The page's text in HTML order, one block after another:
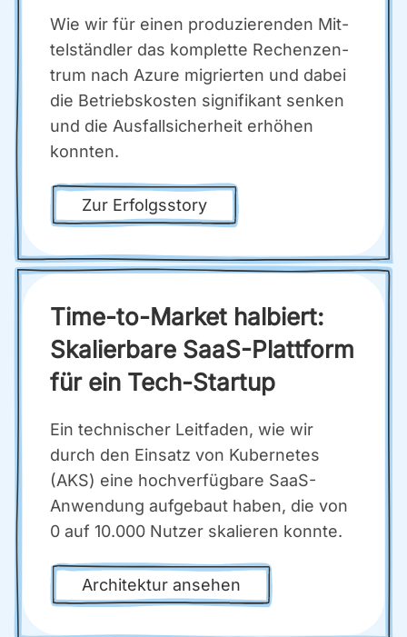
Wie wir für einen pro­du­zie­ren­den Mit­
tel­ständ­ler das kom­plet­te Rechen­zen­
trum nach Azu­re migrier­ten und dabei
die Betriebs­kos­ten signi­fi­kant sen­ken
und die Aus­fall­si­cher­heit erhö­hen
konn­ten.
Zur Erfolgs­sto­ry
Time-to-Mar­ket hal­biert:
Ska­lier­ba­re SaaS-Platt­form
für ein Tech-Start­up
Ein tech­ni­scher Leit­fa­den, wie wir
durch den Ein­satz von Kuber­netes
(AKS) eine hoch­ver­füg­ba­re SaaS-
Anwen­dung auf­ge­baut haben, die von
0 auf 10.000 Nut­zer ska­lie­ren konn­te.
Archi­tek­tur anse­hen